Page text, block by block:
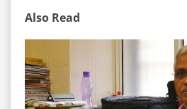
Also Read